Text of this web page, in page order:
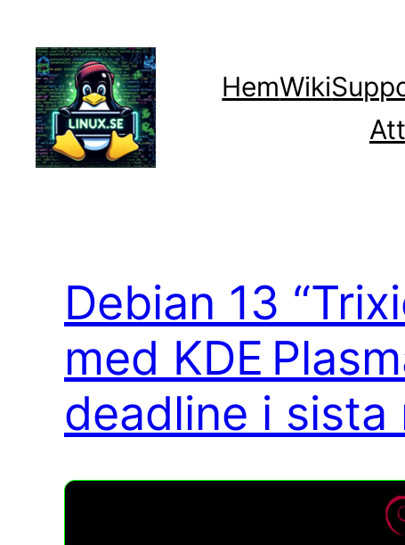
innehåll
HemWiki
Debian 13
med KDE
deadline i sista